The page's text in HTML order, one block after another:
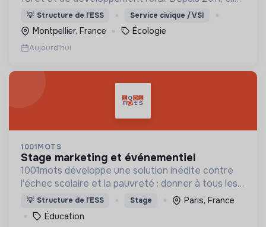
lutte pour la préservation de la forêt et de la
biodiversité en Colombie au Pérou et en France
💡 Structure de l’ESS Service civique / VSI
Montpellier, France Écologie
Aujourd'hui
1001MOTS
stage marketing et événementiel
1001mots développe une solution inédite contre
l'échec scolaire et la pauvreté : donner à tous les
enfants les 1000 premiers mots nécessaires pour
leur entrée à l'école à 3 ans.
💡 Structure de l’ESS Stage
Paris, France
Éducation